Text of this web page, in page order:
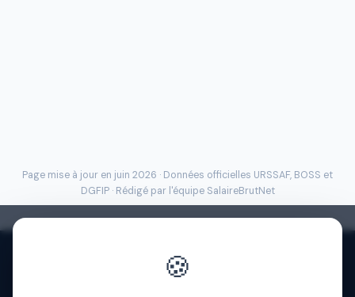
Page mise à jour en juin 2026 · Données officielles URSSAF, BOSS et
DGFIP · Rédigé par l'équipe SalaireBrutNet
🍪
Politique de confidentialité
· FAQ